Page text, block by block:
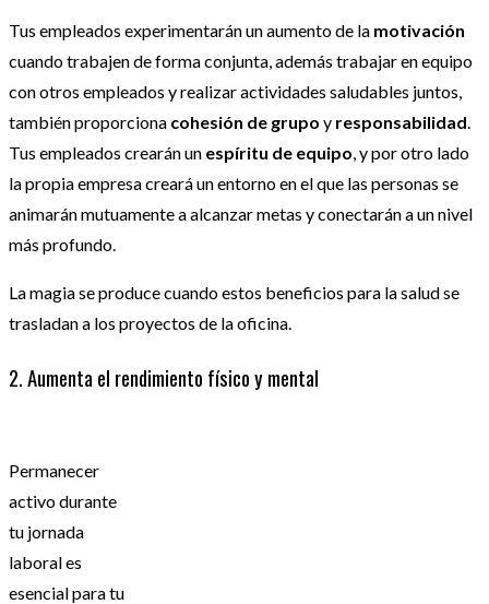
Tus empleados experimentarán un aumento de la motivación
cuando trabajen de forma conjunta, además trabajar en equipo
con otros empleados y realizar actividades saludables juntos,
también proporciona cohesión de grupo y responsabilidad.
Tus empleados crearán un espíritu de equipo, y por otro lado
la propia empresa creará un entorno en el que las personas se
animarán mutuamente a alcanzar metas y conectarán a un nivel
más profundo.
La magia se produce cuando estos beneficios para la salud se
trasladan a los proyectos de la oficina.
2. Aumenta el rendimiento físico y mental
Permanecer
activo durante
tu jornada
laboral es
esencial para tu